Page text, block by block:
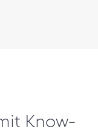
Know-